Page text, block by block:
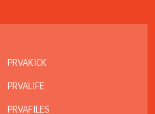
PRVAKICK
PRVALIFE
PRVAFILES